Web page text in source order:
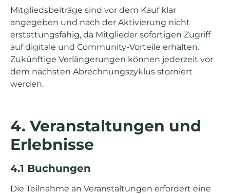
Mitgliedsbeiträge sind vor dem Kauf klar
angegeben und nach der Aktivierung nicht
erstattungsfähig, da Mitglieder sofortigen Zugriff
auf digitale und Community-Vorteile erhalten.
Zukünftige Verlängerungen können jederzeit vor
dem nächsten Abrechnungszyklus storniert
werden.
4. Veranstaltungen und
Erlebnisse
4.1 Buchungen
Die Teilnahme an Veranstaltungen erfordert eine